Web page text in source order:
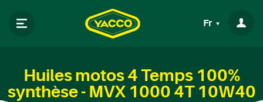
Fr
Huiles motos 4 Temps 100%
synthèse - MVX 1000 4T 10W40